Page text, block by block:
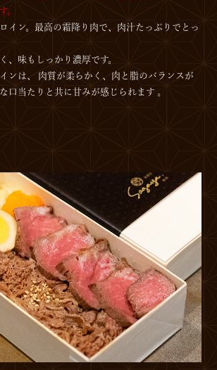
。
イン。最高の霜降り肉で、肉汁たっぷりでとっ
、味もしっかり濃厚です。
ンは、 肉質が柔らかく、肉と脂のバランスが
口当たりと共に甘みが感じられます 。